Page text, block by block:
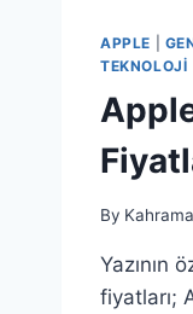
APPLE
TEKNOLOJI
By
Yazının
fiyatları;